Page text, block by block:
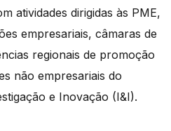
atividades dirigidas às PME,
empresariais, câmaras de
regionais de promoção
não empresariais do
e Inovação (I&I).